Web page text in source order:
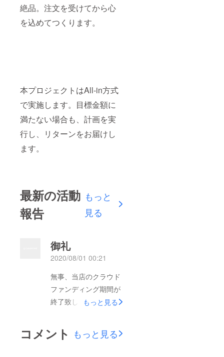
絶品。注文を受けてから心
を込めてつくります。
本プロジェクトはAll-in方式
で実施します。目標金額に
満たない場合も、計画を実
行し、リターンをお届けし
ます。
最新の活動
報告
もっと
見る
御礼
2020/08/01 00:21
無事、当店のクラウド
ファンディング期間が
終了致しました。多く
ご声援、お力」を頂き
ました。心より感謝い
もっと見る
コメント もっと見る